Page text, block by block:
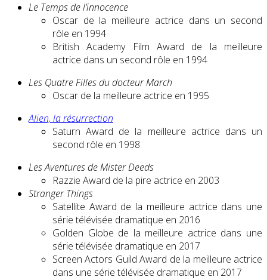
Le Temps de l’innocence
Oscar de la meilleure actrice dans un second
rôle en 1994
British Academy Film Award de la meilleure
actrice dans un second rôle en 1994
Les Quatre Filles du docteur March
Oscar de la meilleure actrice en 1995
Alien, la résurrection
Saturn Award de la meilleure actrice dans un
second rôle en 1998
Les Aventures de Mister Deeds
Razzie Award de la pire actrice en 2003
Stranger Things
Satellite Award de la meilleure actrice dans une
série télévisée dramatique en 2016
Golden Globe de la meilleure actrice dans une
série télévisée dramatique en 2017
Screen Actors Guild Award de la meilleure actrice
dans une série télévisée dramatique en 2017